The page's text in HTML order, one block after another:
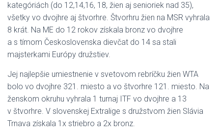
kategóriách (do 12,14,16, 18, žien aj senioriek nad 35),
všetky vo dvojhre aj štvorhre. Štvorhru žien na MSR vyhrala
8 krát. Na ME do 12 rokov získala bronz vo dvojhre
a s tímom Československa dievčat do 14 sa stali
majsterkami Európy družstiev.
Jej najlepšie umiestnenie v svetovom rebríčku žien WTA
bolo vo dvojhre 321. miesto a vo štvorhre 121. miesto. Na
ženskom okruhu vyhrala 1 turnaj ITF vo dvojhre a 13
v štvorhre. V slovenskej Extralige s družstvom žien Slávia
Trnava získala 1x striebro a 2x bronz.